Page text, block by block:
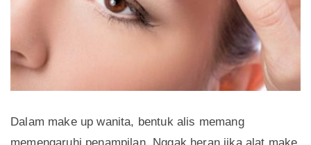
Dalam make up wanita, bentuk alis memang